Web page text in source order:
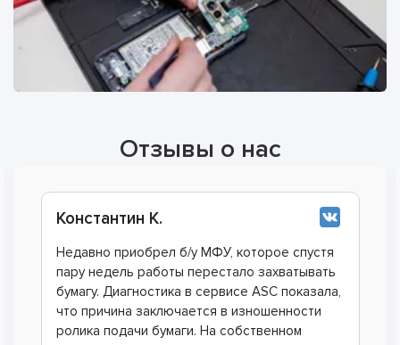
Отзывы о нас
Леонид Б.
МФУ, которым я пользовался каждый день,
вдруг перестало включаться. Нужен был как
можно более оперативный и качественный
ремонт. Коллега посоветовал обратиться к
специалистам сервиса ASC, что я и сделал.